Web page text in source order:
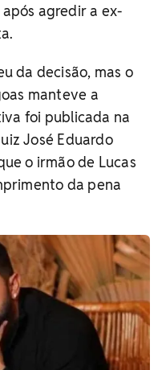
agredir a ex-
da decisão, mas o
manteve a
foi publicada na
José Eduardo
o irmão de Lucas
da pena